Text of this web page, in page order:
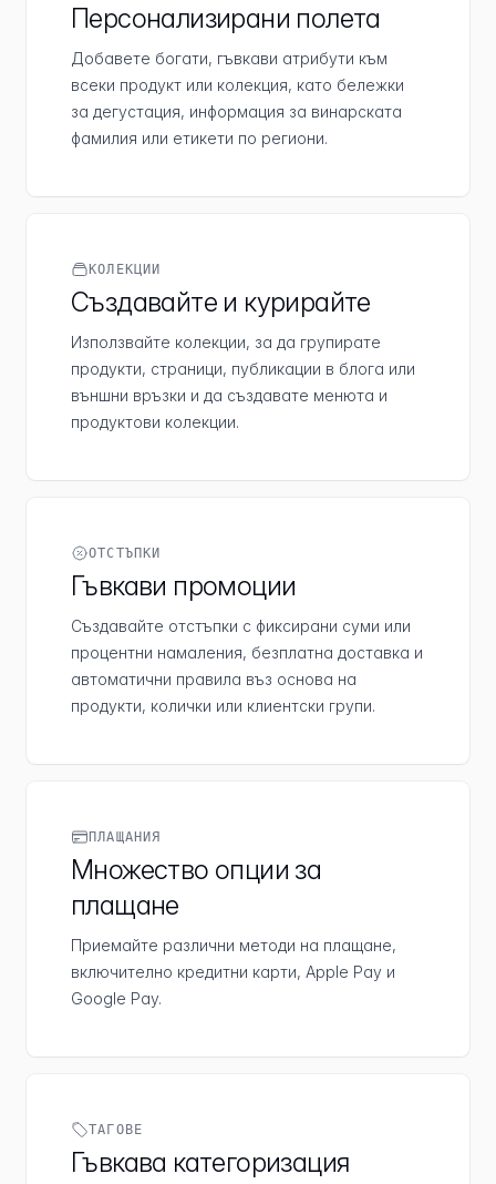
Персонализирани полета
Добавете богати, гъвкави атрибути към
всеки продукт или колекция, като бележки
за дегустация, информация за винарската
фамилия или етикети по региони.
КОЛЕКЦИИ
Създавайте и курирайте
Използвайте колекции, за да групирате
продукти, страници, публикации в блога или
външни връзки и да създавате менюта и
продуктови колекции.
ОТСТЪПКИ
Гъвкави промоции
Създавайте отстъпки с фиксирани суми или
процентни намаления, безплатна доставка и
автоматични правила въз основа на
продукти, колички или клиентски групи.
ПЛАЩАНИЯ
Множество опции за
плащане
Приемайте различни методи на плащане,
включително кредитни карти, Apple Pay и
Google Pay.
ТАГОВЕ
Гъвкава категоризация